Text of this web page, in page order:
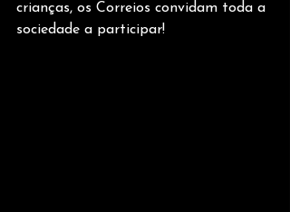
crianças, os Correios convidam toda a
sociedade a participar!